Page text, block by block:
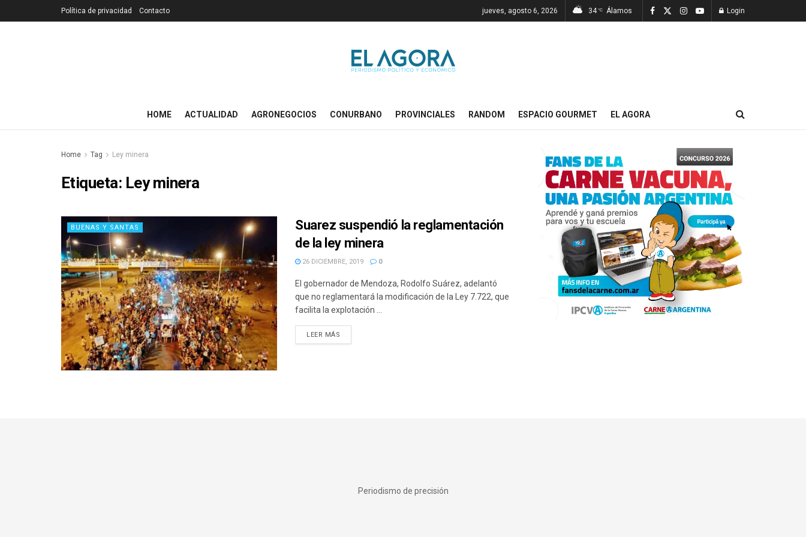
Política de privacidad Contacto jueves, agosto 6, 2026 34 °C Álamos Login
HOME ACTUALIDAD AGRONEGOCIOS CONURBANO PROVINCIALES RANDOM ESPACIO GOURMET EL AGORA
Home Tag Ley minera
Etiqueta: Ley minera
BUENAS Y SANTAS
Suarez suspendió la reglamentación
de la ley minera
26 DICIEMBRE, 2019 0
El gobernador de Mendoza, Rodolfo Suárez, adelantó
que no reglamentará la modificación de la Ley 7.722, que
facilita la explotación ...
LEER MÁS
Periodismo de precisión